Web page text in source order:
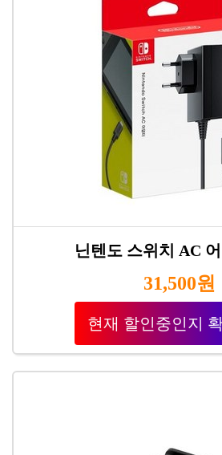
닌텐도 스위치 AC
31,500원
현재 할인중인지